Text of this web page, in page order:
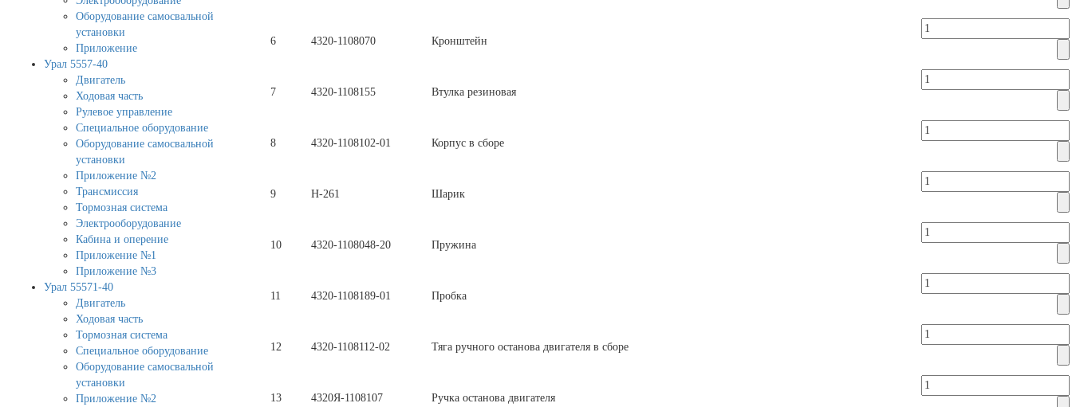
Оборудование самосвальной
установки
Приложение
Урал 5557-40
Двигатель
Ходовая часть
Рулевое управление
Специальное оборудование
Оборудование самосвальной
установки
Приложение №2
Трансмиссия
Тормозная система
Электрооборудование
Кабина и оперение
Приложение №1
Приложение №3
Урал 55571-40
Двигатель
Ходовая часть
Тормозная система
Специальное оборудование
Оборудование самосвальной
установки
Приложение №2
6 4320-1108070 Кронштейн
7 4320-1108155 Втулка резиновая
8 4320-1108102-01 Корпус в сборе
9 Н-261 Шарик
10 4320-1108048-20 Пружина
11 4320-1108189-01 Пробка
12 4320-1108112-02 Тяга ручного останова двигателя в сборе
13 4320Я-1108107 Ручка останова двигателя